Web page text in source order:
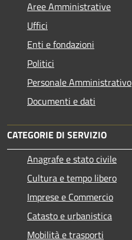
Aree Amministrative
Uffici
Enti e fondazioni
Politici
Personale Amministrativo
Documenti e dati
CATEGORIE DI SERVIZIO
Anagrafe e stato civile
Cultura e tempo libero
Imprese e Commercio
Catasto e urbanistica
Mobilità e trasporti